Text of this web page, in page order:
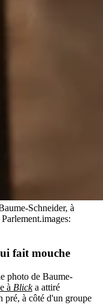
Schneider, à
images:
fait mouche
photo de Baume-
à Blicka attiré
pré, à côté d'un groupe